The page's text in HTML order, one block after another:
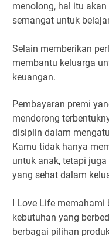
menolong, hal itu
semangat untuk
Selain memberikan
membantu keluarga
keuangan.
Pembayaran premi
mendorong
disiplin dalam
Kamu tidak hanya
untuk anak, tetapi
yang sehat dalam
I Love Life
kebutuhan yang
berbagai pilihan